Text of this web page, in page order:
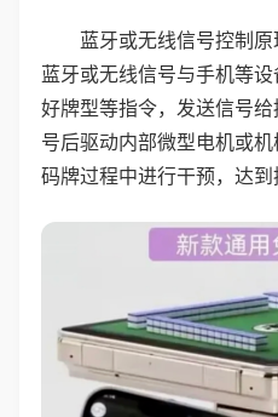
蓝牙或无线信号控制
蓝牙或无线信号与手机等
好牌型等指令，发送信号
号后驱动内部微型电机或机
码牌过程中进行干预，达到